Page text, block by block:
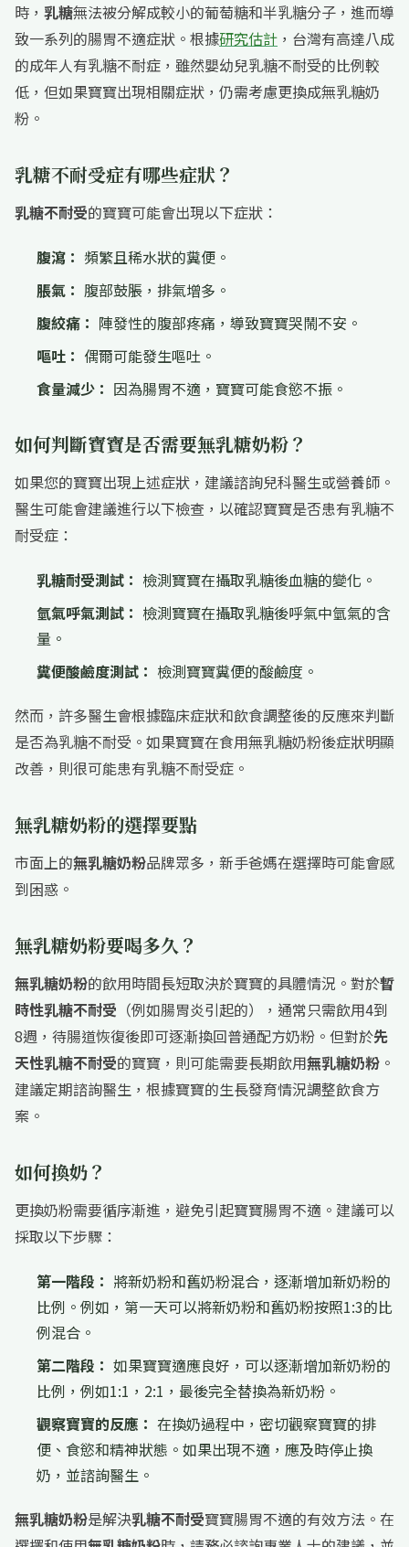
時， 乳糖無法被分解成較小的葡萄糖和半乳糖分子，進而導
致一系列的腸胃不適症狀。根據研究估計 ，台灣有高達八成
的成年人有乳糖不耐症 ，雖然嬰幼兒乳糖不耐受的比例較
低，但如果寶寶出現相關症狀，仍需考慮更換成無乳糖奶
粉 。
乳糖不耐受症有哪些症狀？
乳糖不耐受的寶寶可能會出現以下症狀：
腹瀉： 頻繁且稀水狀的糞便。
脹氣： 腹部鼓脹，排氣增多。
腹絞痛： 陣發性的腹部疼痛，導致寶寶哭鬧不安。
嘔吐： 偶爾可能發生嘔吐。
食量減少： 因為腸胃不適，寶寶可能食慾不振 。
如何判斷寶寶是否需要無乳糖奶粉？
如果您的寶寶出現上述症狀，建議諮詢兒科醫生或營養師。
醫生可能會建議進行以下檢查，以確認寶寶是否患有乳糖不
耐受症 ：
乳糖耐受測試： 檢測寶寶在攝取乳糖後血糖的變化。
氫氣呼氣測試： 檢測寶寶在攝取乳糖後呼氣中氫氣的含
量。
糞便酸鹼度測試： 檢測寶寶糞便的酸鹼度。
然而，許多醫生會根據臨床症狀和飲食調整後的反應來判斷
是否為乳糖不耐受 。如果寶寶在食用無乳糖奶粉後症狀明顯
改善，則很可能患有乳糖不耐受症。
無乳糖奶粉的選擇要點
市面上的無乳糖奶粉品牌眾多，新手爸媽在選擇時可能會感
到困惑。
無乳糖奶粉要喝多久？
無乳糖奶粉的飲用時間長短取決於寶寶的具體情況。對於暫
時性乳糖不耐受 （例如腸胃炎引起的），通常只需飲用4到
8週，待腸道恢復後即可逐漸換回普通配方奶粉 。但對於先
天性乳糖不耐受的寶寶，則可能需要長期飲用無乳糖奶粉 。
建議定期諮詢醫生，根據寶寶的生長發育情況調整飲食方
案。
如何換奶？
更換奶粉需要循序漸進，避免引起寶寶腸胃不適。建議可以
採取以下步驟 ：
第一階段： 將新奶粉和舊奶粉混合，逐漸增加新奶粉的
比例。例如，第一天可以將新奶粉和舊奶粉按照1:3的比
例混合。
第二階段： 如果寶寶適應良好，可以逐漸增加新奶粉的
比例，例如1:1，2:1，最後完全替換為新奶粉。
觀察寶寶的反應： 在換奶過程中，密切觀察寶寶的排
便、食慾和精神狀態。如果出現不適，應及時停止換
奶，並諮詢醫生。
無乳糖奶粉是解決乳糖不耐受寶寶腸胃不適的有效方法。在